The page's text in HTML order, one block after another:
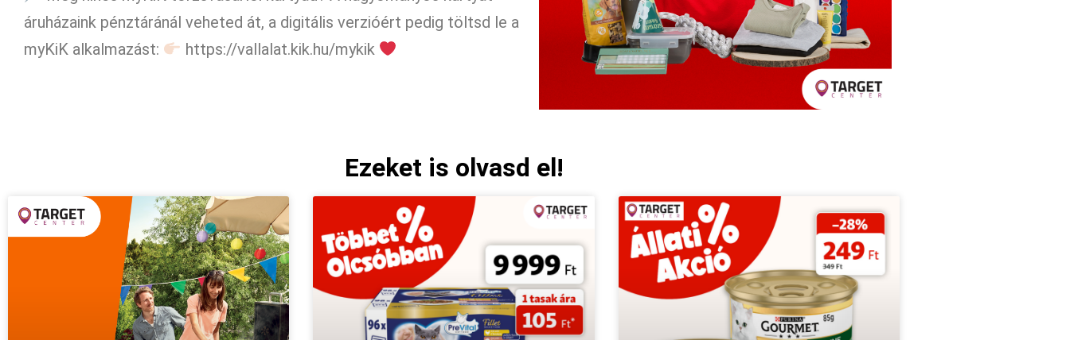
áruházaink pénztáránál veheted át, a digitális verzióért pedig töltsd le a
myKiK alkalmazást:
https://vallalat.kik.hu/mykik
Ezeket is olvasd el!